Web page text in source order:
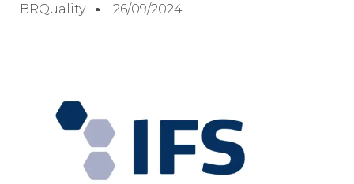
BRQuality 26/09/2024